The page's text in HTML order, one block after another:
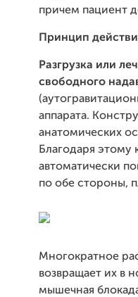
причем пациент
Принцип
Разгрузка или
свободного
аппарата.
анатомических
Благодаря этому
автоматически
по обе стороны,
Многократное
возвращает их в
мышечная